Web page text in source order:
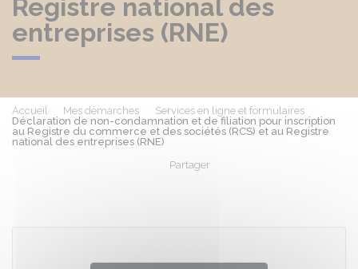
Registre national des
entreprises (RNE)
Accueil Mes démarches
Services en ligne et formulaires
Déclaration de non-condamnation et de filiation pour inscription
au Registre du commerce et des sociétés (RCS) et au Registre
national des entreprises (RNE)
Partager